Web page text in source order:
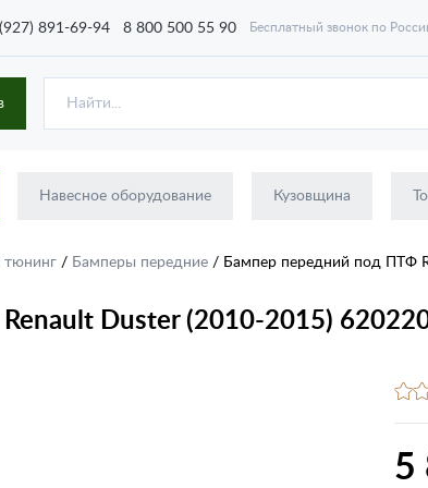
891-69-94 8 800 500 55 90 Бесплатный звонок по
Навесное оборудование Кузовщина
тюнинг / Бамперы передние / Бампер передний под ПТФ
Duster (2010-2015)
5